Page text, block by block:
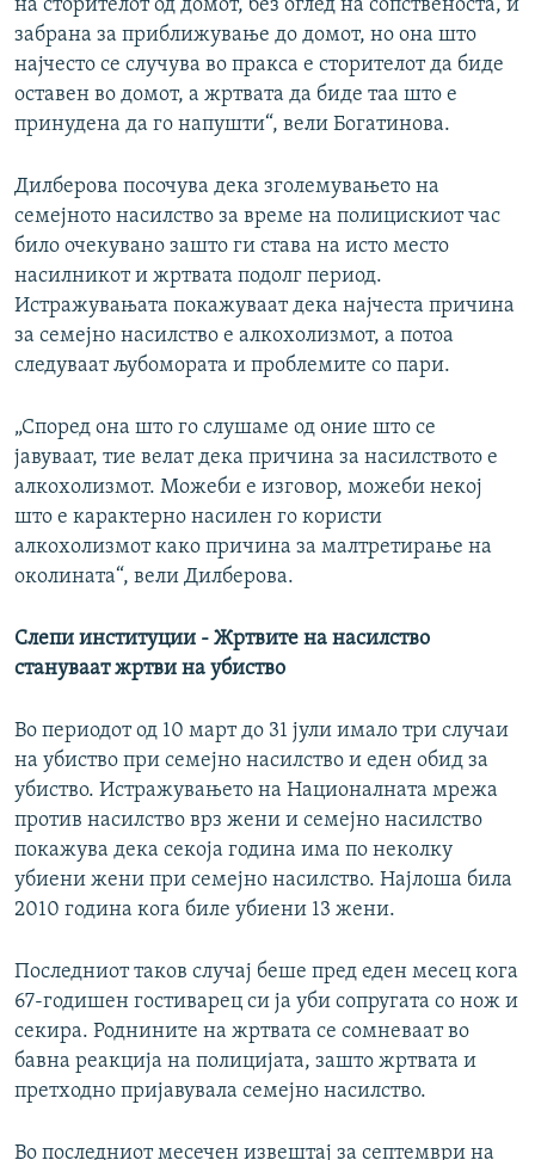
на сторителот од домот, без оглед на сопственоста, и
забрана за приближување до домот, но она што
најчесто се случува во пракса е сторителот да биде
оставен во домот, а жртвата да биде таа што е
принудена да го напушти“, вели Богатинова.
Дилберова посочува дека зголемувањето на
семејното насилство за време на полицискиот час
било очекувано зашто ги става на исто место
насилникот и жртвата подолг период.
Истражувањата покажуваат дека најчеста причина
за семејно насилство е алкохолизмот, а потоа
следуваат љубомората и проблемите со пари.
„Според она што го слушаме од оние што се
јавуваат, тие велат дека причина за насилството е
алкохолизмот. Можеби е изговор, можеби некој
што е карактерно насилен го користи
алкохолизмот како причина за малтретирање на
околината“, вели Дилберова.
Слепи институции - Жртвите на насилство
стануваат жртви на убиство
Во периодот од 10 март до 31 јули имало три случаи
на убиство при семејно насилство и еден обид за
убиство. Истражувањето на Националната мрежа
против насилство врз жени и семејно насилство
покажува дека секоја година има по неколку
убиени жени при семејно насилство. Најлоша била
2010 година кога биле убиени 13 жени.
Последниот таков случај беше пред еден месец кога
67-годишен гостиварец си ја уби сопругата со нож и
секира. Роднините на жртвата се сомневаат во
бавна реакција на полицијата, зашто жртвата и
претходно пријавувала семејно насилство.
Во последниот месечен извештај за септември на